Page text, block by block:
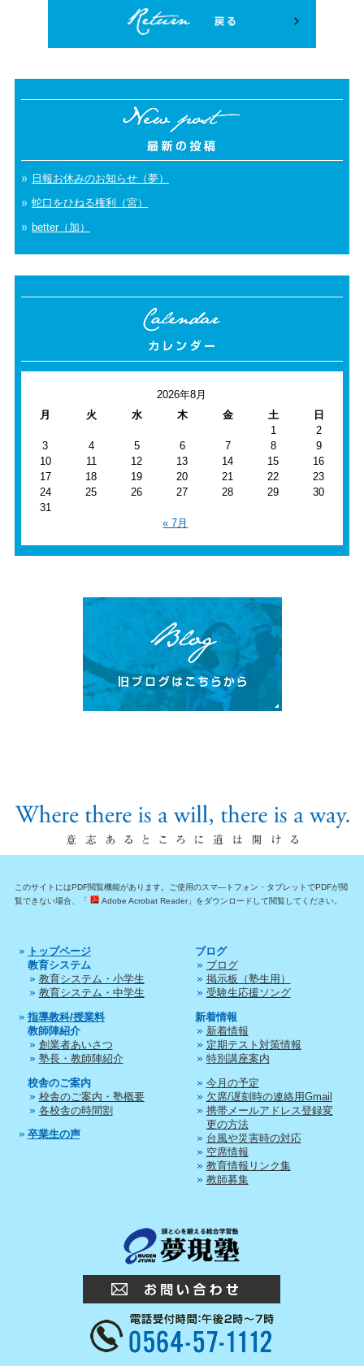
日報お休みのお知らせ（夢）
蛇口をひねる権利（宮）
better（加）
2026年8月
月
火 水 木 金 土
日
1
2
3
4 5 6 7 8
9
10
11 12 13 14 15
16
17
18 19 20 21 22
23
24
25 26 27 28 29
30
31
« 7月
このサイトにはPDF閲覧機能があります。ご使用のスマ―トフォン・タブレットでPDFが閲
覧できない場合、「
Adobe Acrobat Reader」をダウンロードして閲覧してください。
トップページ
教育システム
教育システム・小学生
教育システム・中学生
指導教科/授業料
教師陣紹介
創業者あいさつ
塾長・教師陣紹介
校舎のご案内
校舎のご案内・塾概要
各校舎の時間割
卒業生の声
ブログ
ブログ
掲示板（塾生用）
受験生応援ソング
新着情報
新着情報
定期テスト対策情報
特別講座案内
今月の予定
欠席/遅刻時の連絡用Gmail
携帯メールアドレス登録変
更の方法
台風や災害時の対応
空席情報
教育情報リンク集
教師募集